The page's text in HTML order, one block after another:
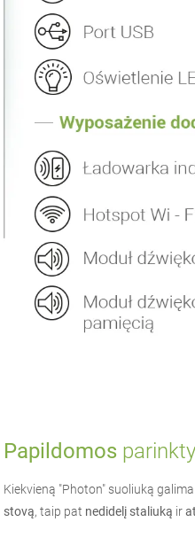
Papildomos
Kiekvieną "Photon" suoliuką
stovą, taip pat nedidelį staliuką ir